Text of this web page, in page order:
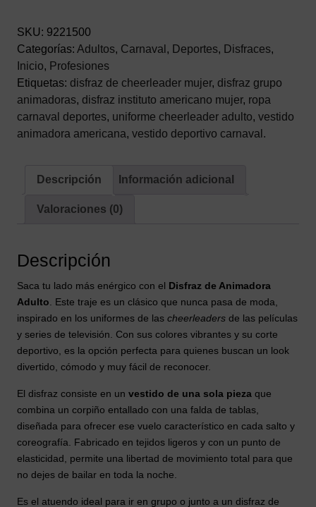
de
Cheerleader
para
Mujer
cantidad
SKU: 9221500
Categorías: Adultos, Carnaval , Deportes, Disfraces,
Inicio, Profesiones
Etiquetas: disfraz de cheerleader mujer, disfraz grupo
animadoras, disfraz instituto americano mujer, ropa
carnaval deportes, uniforme cheerleader adulto, vestido
animadora americana, vestido deportivo carnaval.
Descripción Información adicional
Valoraciones (0)
Descripción
Saca tu lado más enérgico con el Disfraz de Animadora
Adulto . Este traje es un clásico que nunca pasa de moda,
inspirado en los uniformes de las cheerleaders de las películas
y series de televisión. Con sus colores vibrantes y su corte
deportivo, es la opción perfecta para quienes buscan un look
divertido, cómodo y muy fácil de reconocer.
El disfraz consiste en un vestido de una sola pieza que
combina un corpiño entallado con una falda de tablas,
diseñada para ofrecer ese vuelo característico en cada salto y
coreografía. Fabricado en tejidos ligeros y con un punto de
elasticidad, permite una libertad de movimiento total para que
no dejes de bailar en toda la noche.
Es el atuendo ideal para ir en grupo o junto a un disfraz de